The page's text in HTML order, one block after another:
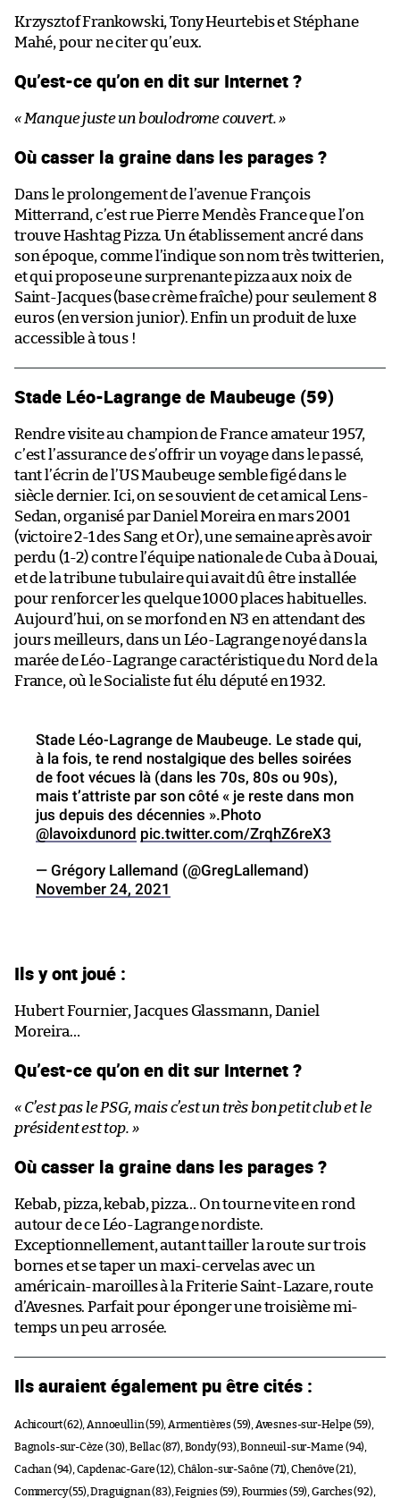
Krzysztof Frankowski, Tony Heurtebis et Stéphane
Mahé, pour ne citer qu’eux.
Qu’est-ce qu’on en dit sur Internet ?
« Manque juste un boulodrome couvert. »
Où casser la graine dans les parages ?
Dans le prolongement de l’avenue François
Mitterrand, c’est rue Pierre Mendès France que l’on
trouve Hashtag Pizza. Un établissement ancré dans
son époque, comme l’indique son nom très twitterien,
et qui propose une surprenante pizza aux noix de
Saint-Jacques (base crème fraîche) pour seulement 8
euros (en version junior). Enfin un produit de luxe
accessible à tous !
Stade Léo-Lagrange de Maubeuge (59)
Rendre visite au champion de France amateur 1957,
c’est l’assurance de s’offrir un voyage dans le passé,
tant l’écrin de l’US Maubeuge semble figé dans le
siècle dernier. Ici, on se souvient de cet amical Lens-
Sedan, organisé par Daniel Moreira en mars 2001
(victoire 2-1 des Sang et Or), une semaine après avoir
perdu (1-2) contre l’équipe nationale de Cuba à Douai,
et de la tribune tubulaire qui avait dû être installée
pour renforcer les quelque 1000 places habituelles.
Aujourd’hui, on se morfond en N3 en attendant des
jours meilleurs, dans un Léo-Lagrange noyé dans la
marée de Léo-Lagrange caractéristique du Nord de la
France, où le Socialiste fut élu député en 1932.
Stade Léo-Lagrange de Maubeuge. Le stade qui,
à la fois, te rend nostalgique des belles soirées
de foot vécues là (dans les 70s, 80s ou 90s),
mais t’attriste par son côté « je reste dans mon
jus depuis des décennies ».Photo
@lavoixdunord pic.twitter.com/ZrqhZ6reX3
— Grégory Lallemand (@GregLallemand)
November 24, 2021
Ils y ont joué :
Hubert Fournier, Jacques Glassmann, Daniel
Moreira…
Qu’est-ce qu’on en dit sur Internet ?
« C’est pas le PSG, mais c’est un très bon petit club et le
président est top. »
Où casser la graine dans les parages ?
Kebab, pizza, kebab, pizza… On tourne vite en rond
autour de ce Léo-Lagrange nordiste.
Exceptionnellement, autant tailler la route sur trois
bornes et se taper un maxi-cervelas avec un
américain-maroilles à la Friterie Saint-Lazare, route
d’Avesnes. Parfait pour éponger une troisième mi-
temps un peu arrosée.
Ils auraient également pu être cités :
Achicourt (62), Annoeullin (59), Armentières (59), Avesnes-sur-Helpe (59),
Bagnols-sur-Cèze (30), Bellac (87), Bondy (93), Bonneuil-sur-Marne (94),
Cachan (94), Capdenac-Gare (12), Châlon-sur-Saône (71), Chenôve (21),
Commercy (55), Draguignan (83), Feignies (59), Fourmies (59), Garches (92),